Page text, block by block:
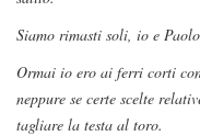
Siamo rimasti soli, io e
Ormai io ero ai ferri corti
neppure se certe scelte
tagliare la testa al toro.